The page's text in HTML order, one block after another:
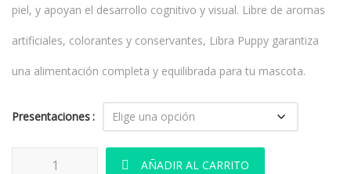
piel, y apoyan el desarrollo cognitivo y visual. Libre de aromas
artificiales, colorantes y conservantes, Libra Puppy garantiza
una alimentación completa y equilibrada para tu mascota.
Presentaciones
Libra Dog Puppy Pollo y Arroz cantidad
AÑADIR AL CARRITO